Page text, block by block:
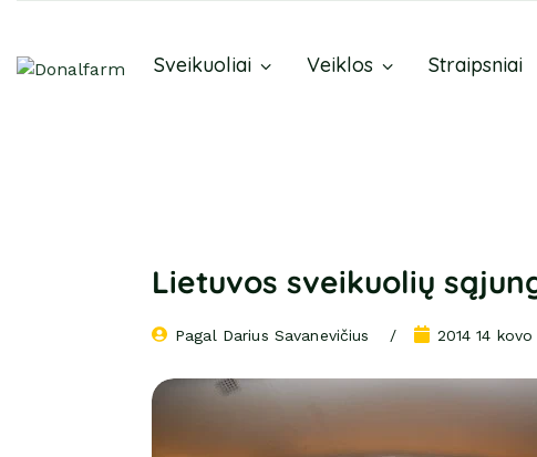
Sveikuoliai Veiklos Straipsniai
Lietuvos sveikuolių
Pagal Darius Savanevičius 2014 14 kovo